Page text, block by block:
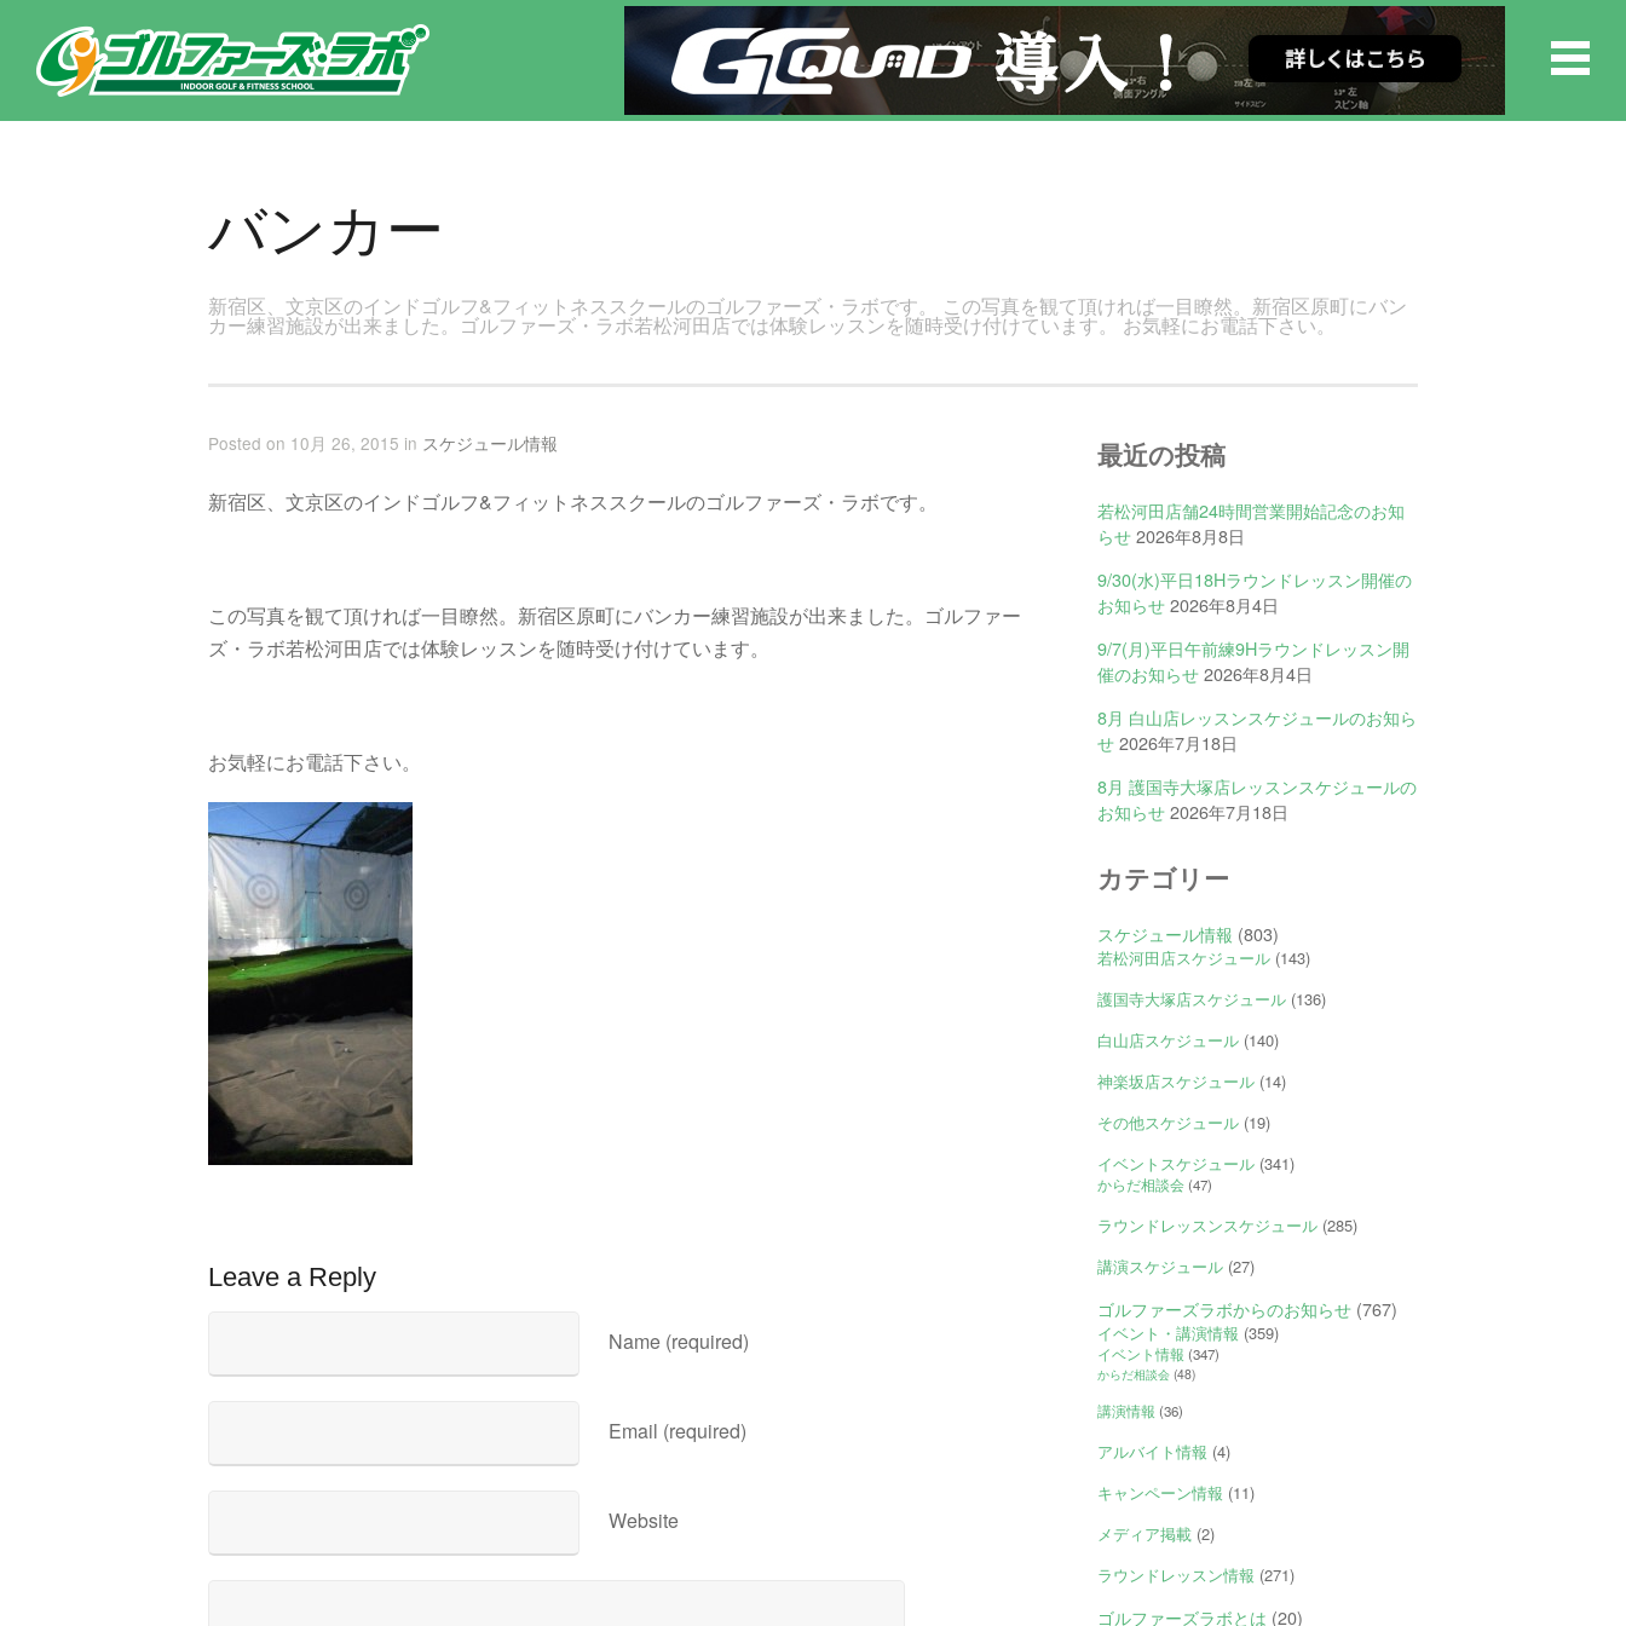
バンカー
新宿区、文京区のインドゴルフ&フィットネススクールのゴルファーズ・ラボです。 この写真を観て頂ければ一目瞭然。新宿区原町にバン
カー練習施設が出来ました。ゴルファーズ・ラボ若松河田店では体験レッスンを随時受け付けています。 お気軽にお電話下さい。
Posted on 10月 26, 2015 in スケジュール情報
新宿区、文京区のインドゴルフ&フィットネススクールのゴルファーズ・ラボです。
この写真を観て頂ければ一目瞭然。新宿区原町にバンカー練習施設が出来ました。ゴルファー
ズ・ラボ若松河田店では体験レッスンを随時受け付けています。
お気軽にお電話下さい。
Leave a Reply
Name (required)
Email (required)
Website
最近の投稿
若松河田店舗24時間営業開始記念のお知
らせ2026年8月8日
9/30(水)平日18Hラウンドレッスン開催の
お知らせ2026年8月4日
9/7(月)平日午前練9Hラウンドレッスン開
催のお知らせ2026年8月4日
8月 白山店レッスンスケジュールのお知ら
せ2026年7月18日
8月 護国寺大塚店レッスンスケジュールの
お知らせ2026年7月18日
カテゴリー
スケジュール情報 (803)
若松河田店スケジュール (143)
護国寺大塚店スケジュール (136)
白山店スケジュール (140)
神楽坂店スケジュール (14)
その他スケジュール (19)
イベントスケジュール (341)
からだ相談会 (47)
ラウンドレッスンスケジュール (285)
講演スケジュール (27)
ゴルファーズラボからのお知らせ (767)
イベント・講演情報 (359)
イベント情報 (347)
からだ相談会 (48)
講演情報 (36)
アルバイト情報 (4)
キャンペーン情報 (11)
メディア掲載 (2)
ラウンドレッスン情報 (271)
ゴルファーズラボとは (20)